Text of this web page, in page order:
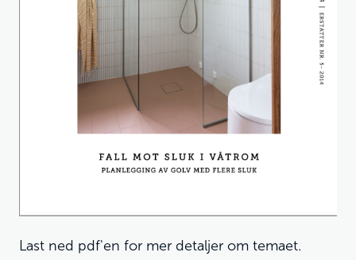
Last ned pdf'en for mer detaljer om temaet.